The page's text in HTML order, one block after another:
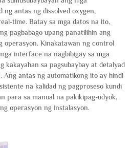
antas ng dissolved oxygen,
time. Batay sa mga datos na ito,
pagbabago upang panatilihin ang
operasyon. Kinakatawan ng control
interface na nagbibigay sa mga
kakayahan sa pagsubaybay at detalyad
antas ng automatikong ito ay hindi
na kalidad ng pagproseso kundi
para sa manual na pakikipag-udyok,
operasyon ng instalasyon.